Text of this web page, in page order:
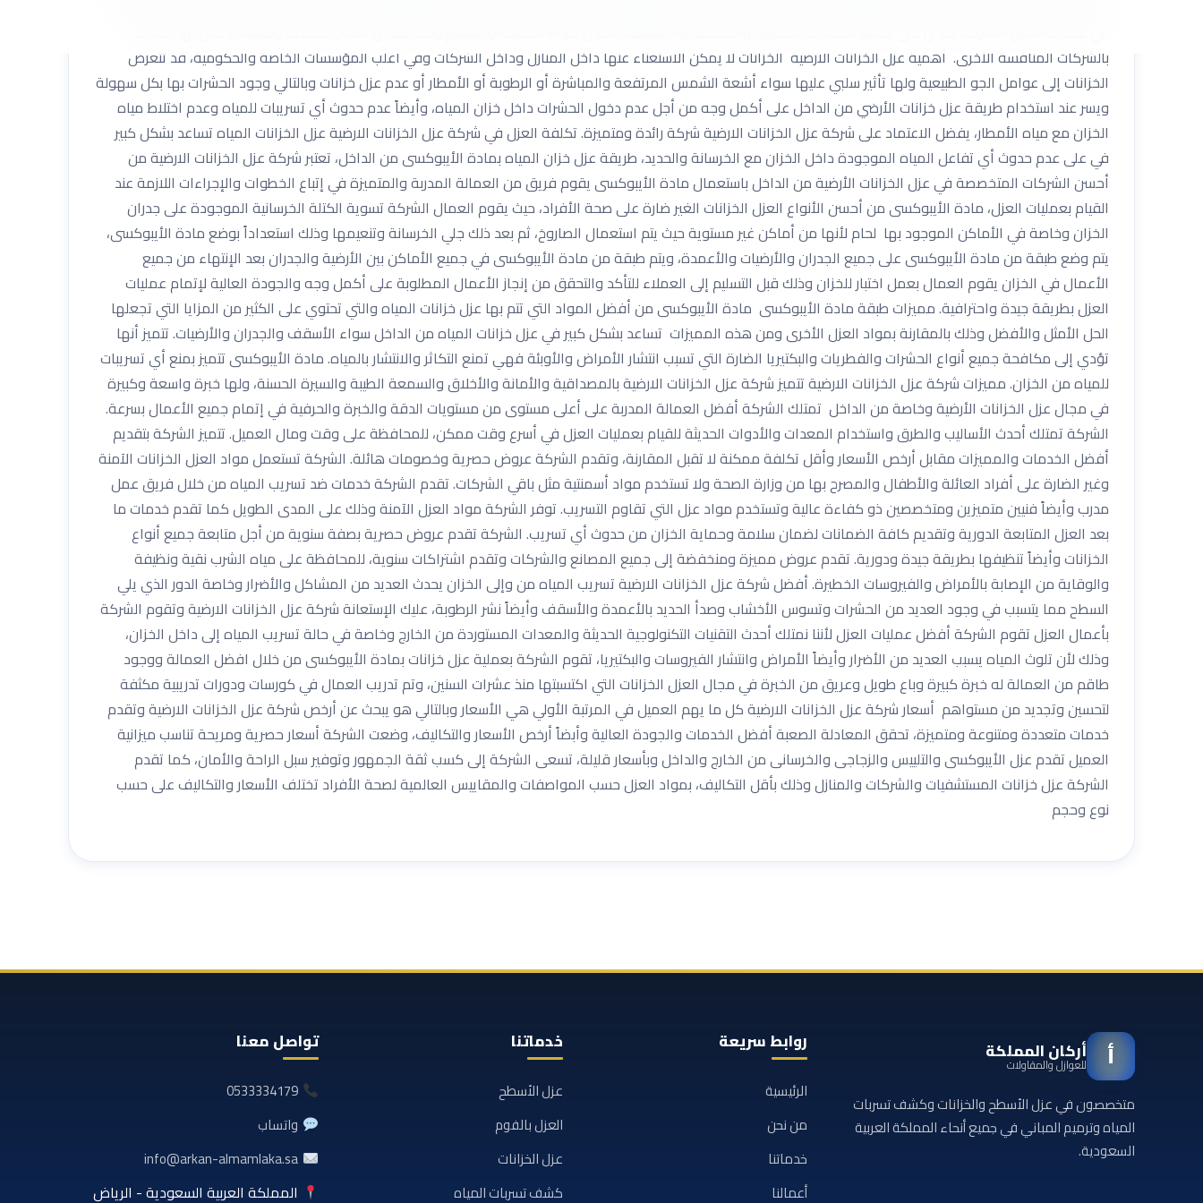
بالشركات المنافسة الأخرى. أهمية عزل الخزانات الارضية الخزانات لا يمكن الاستغناء عنها داخل المنازل وداخل الشركات وفي أغلب المؤسسات الخاصة والحكومية، قد تتعرض
الخزانات إلى عوامل الجو الطبيعية ولها تأثير سلبي عليها سواء أشعة الشمس المرتفعة والمباشرة أو الرطوبة أو الأمطار أو عدم عزل خزانات وبالتالي وجود الحشرات بها بكل سهولة
ويسر عند استخدام طريقة عزل خزانات الأرضي من الداخل على أكمل وجه من أجل عدم دخول الحشرات داخل خزان المياه، وأيضاً عدم حدوث أي تسريبات للمياه وعدم اختلاط مياه
الخزان مع مياه الأمطار، يفضل الاعتماد على شركة عزل الخزانات الارضية شركة رائدة ومتميزة. تكلفة العزل في شركة عزل الخزانات الارضية عزل الخزانات المياه تساعد بشكل كبير
في على عدم حدوث أي تفاعل المياه الموجودة داخل الخزان مع الخرسانة والحديد، طريقة عزل خزان المياه بمادة الأيبوكسى من الداخل، تعتبر شركة عزل الخزانات الارضية من
أحسن الشركات المتخصصة في عزل الخزانات الأرضية من الداخل باستعمال مادة الأيبوكسى يقوم فريق من العمالة المدربة والمتميزة في إتباع الخطوات والإجراءات اللازمة عند
القيام بعمليات العزل، مادة الأيبوكسى من أحسن الأنواع العزل الخزانات الغير ضارة على صحة الأفراد، حيث يقوم العمال الشركة تسوية الكتلة الخرسانية الموجودة على جدران
الخزان وخاصة في الأماكن الموجود بها لحام لأنها من أماكن غير مستوية حيث يتم استعمال الصاروخ، ثم بعد ذلك جلي الخرسانة وتنعيمها وذلك استعداداً بوضع مادة الأيبوكسى،
يتم وضع طبقة من مادة الأيبوكسى على جميع الجدران والأرضيات والأعمدة، ويتم طبقة من مادة الأيبوكسى في جميع الأماكن بين الأرضية والجدران بعد الإنتهاء من جميع
الأعمال في الخزان يقوم العمال بعمل اختبار للخزان وذلك قبل التسليم إلى العملاء للتأكد والتحقق من إنجاز الأعمال المطلوبة على أكمل وجه والجودة العالية لإتمام عمليات
العزل بطريقة جيدة واحترافية. مميزات طبقة مادة الأيبوكسى مادة الأيبوكسى من أفضل المواد التي تتم بها عزل خزانات المياه والتي تحتوي على الكثير من المزايا التي تجعلها
الحل الأمثل والأفضل وذلك بالمقارنة بمواد العزل الأخرى ومن هذه المميزات تساعد بشكل كبير في عزل خزانات المياه من الداخل سواء الأسقف والجدران والأرضيات. تتميز أنها
تؤدي إلى مكافحة جميع أنواع الحشرات والفطريات والبكتيريا الضارة التي تسبب انتشار الأمراض والأوبئة فهي تمنع التكاثر والانتشار بالمياه. مادة الأيبوكسى تتميز بمنع أي تسريبات
للمياه من الخزان. مميزات شركة عزل الخزانات الارضية تتميز شركة عزل الخزانات الارضية بالمصداقية والأمانة والأخلاق والسمعة الطيبة والسيرة الحسنة، ولها خبرة واسعة وكبيرة
في مجال عزل الخزانات الأرضية وخاصة من الداخل تمتلك الشركة أفضل العمالة المدربة على أعلى مستوى من مستويات الدقة والخبرة والحرفية في إتمام جميع الأعمال بسرعة.
الشركة تمتلك أحدث الأساليب والطرق واستخدام المعدات والأدوات الحديثة للقيام بعمليات العزل في أسرع وقت ممكن، للمحافظة على وقت ومال العميل. تتميز الشركة بتقديم
أفضل الخدمات والمميزات مقابل أرخص الأسعار وأقل تكلفة ممكنة لا تقبل المقارنة، وتقدم الشركة عروض حصرية وخصومات هائلة. الشركة تستعمل مواد العزل الخزانات الآمنة
وغير الضارة على أفراد العائلة والأطفال والمصرح بها من وزارة الصحة ولا تستخدم مواد أسمنتية مثل باقي الشركات. تقدم الشركة خدمات ضد تسريب المياه من خلال فريق عمل
مدرب وأيضاً فنيين متميزين ومتخصصين ذو كفاءة عالية وتستخدم مواد عزل التي تقاوم التسريب. توفر الشركة مواد العزل الآمنة وذلك على المدى الطويل كما تقدم خدمات ما
بعد العزل المتابعة الدورية وتقديم كافة الضمانات لضمان سلامة وحماية الخزان من حدوث أي تسريب. الشركة تقدم عروض حصرية بصفة سنوية من أجل متابعة جميع أنواع
الخزانات وأيضاً تنظيفها بطريقة جيدة ودورية. تقدم عروض مميزة ومنخفضة إلى جميع المصانع والشركات وتقدم اشتراكات سنوية، للمحافظة على مياه الشرب نقية ونظيفة
والوقاية من الإصابة بالأمراض والفيروسات الخطيرة. أفضل شركة عزل الخزانات الارضية تسريب المياه من وإلى الخزان يحدث العديد من المشاكل والأضرار وخاصة الدور الذي يلي
السطح مما يتسبب في وجود العديد من الحشرات وتسوس الأخشاب وصدأ الحديد بالأعمدة والأسقف وأيضاً نشر الرطوبة، عليك الإستعانة شركة عزل الخزانات الارضية وتقوم الشركة
بأعمال العزل تقوم الشركة أفضل عمليات العزل لأننا نمتلك أحدث التقنيات التكنولوجية الحديثة والمعدات المستوردة من الخارج وخاصة في حالة تسريب المياه إلى داخل الخزان،
وذلك لأن تلوث المياه يسبب العديد من الأضرار وأيضاً الأمراض وانتشار الفيروسات والبكتيريا، تقوم الشركة بعملية عزل خزانات بمادة الأيبوكسى من خلال افضل العمالة ووجود
طاقم من العمالة له خبرة كبيرة وباع طويل وعريق من الخبرة في مجال العزل الخزانات التي اكتسبتها منذ عشرات السنين، وتم تدريب العمال في كورسات ودورات تدريبية مكثفة
لتحسين وتجديد من مستواهم أسعار شركة عزل الخزانات الارضية كل ما يهم العميل في المرتبة الأولي هي الأسعار وبالتالي هو يبحث عن أرخص شركة عزل الخزانات الارضية وتقدم
خدمات متعددة ومتنوعة ومتميزة، تحقق المعادلة الصعبة أفضل الخدمات والجودة العالية وأبضاً أرخص الأسعار والتكاليف، وضعت الشركة أسعار حصرية ومريحة تناسب ميزانية
العميل تقدم عزل الأيبوكسى والتلييس والزجاجى والخرسانى من الخارج والداخل وبأسعار قليلة، تسعى الشركة إلى كسب ثقة الجمهور وتوفير سبل الراحة والأمان، كما تقدم
الشركة عزل خزانات المستشفيات والشركات والمنازل وذلك بأقل التكاليف، بمواد العزل حسب المواصفات والمقاييس العالمية لصحة الأفراد تختلف الأسعار والتكاليف على حسب
نوع وحجم
أ أركان المملكة
للعوازل والمقاولات
متخصصون في عزل الأسطح والخزانات وكشف تسربات
المياه وترميم المباني في جميع أنحاء المملكة العربية
السعودية.
روابط سريعة
الرئيسية
من نحن
خدماتنا
أعمالنا
خدماتنا
عزل الأسطح
العزل بالفوم
عزل الخزانات
كشف تسربات المياه
تواصل معنا
0533334179
واتساب
info@arkan-almamlaka.sa
المملكة العربية السعودية - الرياض